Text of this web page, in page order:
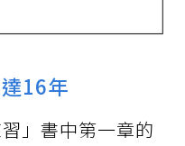
16年
」書中第一章的